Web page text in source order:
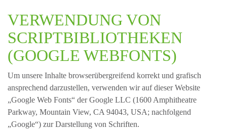
VERWENDUNG VON
SCRIPTBIBLIOTHEKEN
(GOOGLE WEBFONTS)
Um unsere Inhalte browserübergreifend korrekt und grafisch
ansprechend darzustellen, verwenden wir auf dieser Website
„Google Web Fonts“ der Google LLC (1600 Amphitheatre
Parkway, Mountain View, CA 94043, USA; nachfolgend
„Google“) zur Darstellung von Schriften.